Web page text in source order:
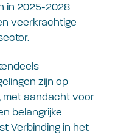
in 2025-2028
veerkrachtige
zijn op
met aandacht voor
belangrijke
Verbinding in het